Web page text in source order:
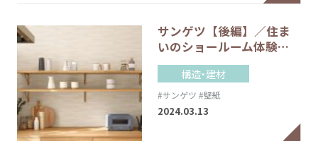
サンゲツ【後編】／住ま
いのショールーム体験…
構造・建材
#サンゲツ #壁紙
2024.03.13